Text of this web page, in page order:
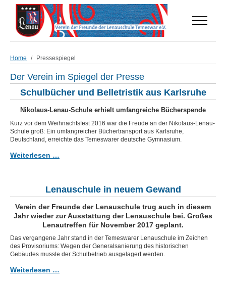
Off-
Home Pressespiegel
Der Verein im Spiegel der Presse
Schulbücher und Belletristik aus Karlsruhe
Nikolaus-Lenau-Schule erhielt umfangreiche Bücherspende
Kurz vor dem Weihnachtsfest 2016 war die Freude an der Nikolaus-Lenau-
Schule groß: Ein umfangreicher Büchertransport aus Karlsruhe,
Deutschland, erreichte das Temeswarer deutsche Gymnasium.
Weiterlesen …
Lenauschule in neuem Gewand
Verein der Freunde der Lenauschule trug auch in diesem
Jahr wieder zur Ausstattung der Lenauschule bei. Großes
Lenautreffen für November 2017 geplant.
Das vergangene Jahr stand in der Temeswarer Lenauschule im Zeichen
des Provisoriums: Wegen der Generalsanierung des historischen
Gebäudes musste der Schulbetrieb ausgelagert werden.
Weiterlesen …